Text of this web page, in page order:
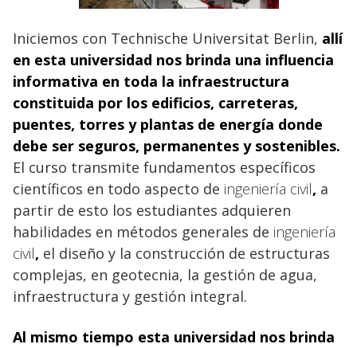
Iniciemos con Technische Universitat Berlin, allí
en esta universidad nos brinda una influencia
informativa en toda la infraestructura
constituida por los edificios, carreteras,
puentes, torres y plantas de energía donde
debe ser seguros, permanentes y sostenibles.
El curso transmite fundamentos específicos
científicos en todo aspecto de ingeniería civil, a
partir de esto los estudiantes adquieren
habilidades en métodos generales de ingeniería
civil, el diseño y la construcción de estructuras
complejas, en geotecnia, la gestión de agua,
infraestructura y gestión integral.
Al mismo tiempo esta universidad nos brinda